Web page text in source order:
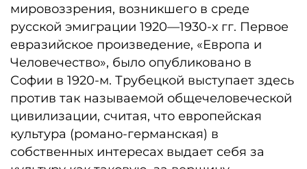
мировоззрения, возникшего в среде
русской эмиграции 1920—1930-х гг. Первое
евразийское произведение, «Европа и
Человечество», было опубликовано в
Софии в 1920-м. Трубецкой выступает здесь
против так называемой общечеловеческой
цивилизации, считая, что европейская
культура (романо-германская) в
собственных интересах выдает себя за